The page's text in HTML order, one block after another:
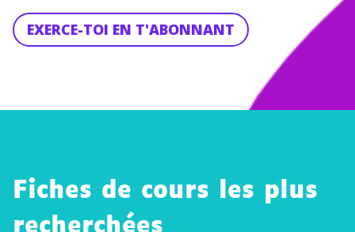
EXERCE-TOI EN T'ABONNANT
Fiches de cours les plus
recherchées
La